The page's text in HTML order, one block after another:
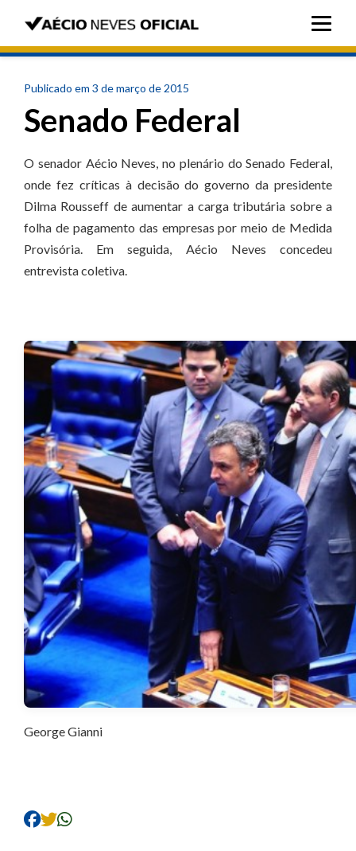
Publicado em 3 de março de 2015
Senado Federal
O senador Aécio Neves, no plenário do Senado Federal,
onde fez críticas à decisão do governo da presidente
Dilma Rousseff de aumentar a carga tributária sobre a
folha de pagamento das empresas por meio de Medida
Provisória. Em seguida, Aécio Neves concedeu
entrevista coletiva.
George Gianni